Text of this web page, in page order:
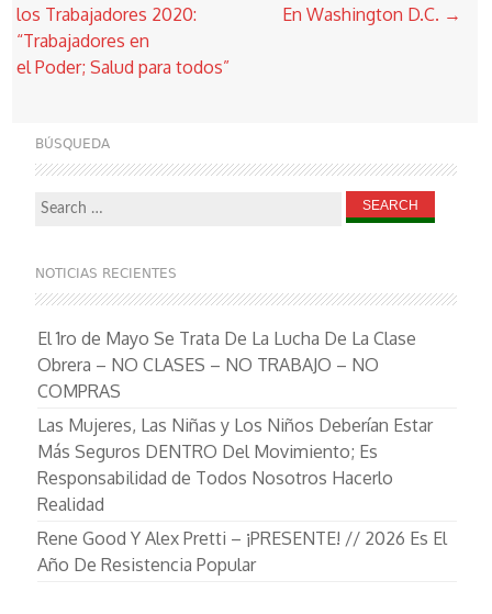
navigation
los Trabajadores 2020:
“Trabajadores en
el Poder; Salud para todos”
En Washington D.C. →
BÚSQUEDA
Search
NOTICIAS RECIENTES
El 1ro de Mayo Se Trata De La Lucha De La Clase
Obrera – NO CLASES – NO TRABAJO – NO
COMPRAS
Las Mujeres, Las Niñas y Los Niños Deberían Estar
Más Seguros DENTRO Del Movimiento; Es
Responsabilidad de Todos Nosotros Hacerlo
Realidad
Rene Good Y Alex Pretti – ¡PRESENTE! // 2026 Es El
Año De Resistencia Popular